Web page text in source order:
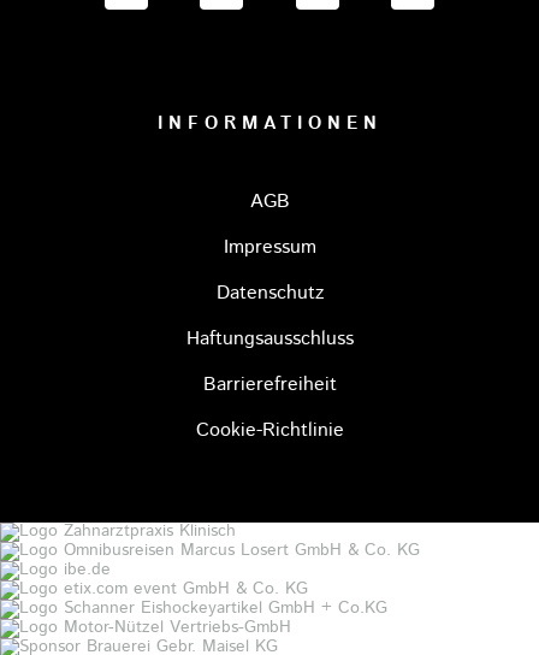
INFORMATIONEN
AGB
Impressum
Datenschutz
Haftungsausschluss
Barrierefreiheit
Cookie-Richtlinie